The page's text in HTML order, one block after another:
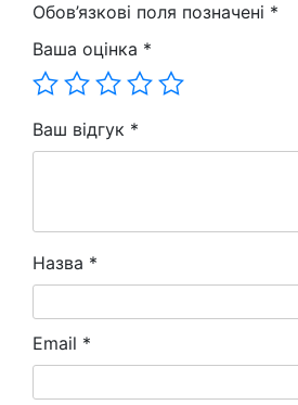
Обов’язкові поля позначені *
Ваша оцінка *
Ваш відгук *
Назва *
Email *